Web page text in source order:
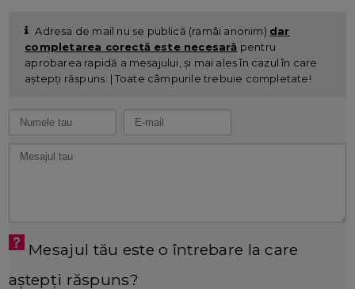
Adresa de mail nu se publică (ramâi anonim) dar
completarea corectă este necesară pentru
aprobarea rapidă a mesajului, și mai ales în cazul în care
aștepți răspuns. | Toate câmpurile trebuie completate!
Mesajul tău este o întrebare la care
aștepți răspuns?